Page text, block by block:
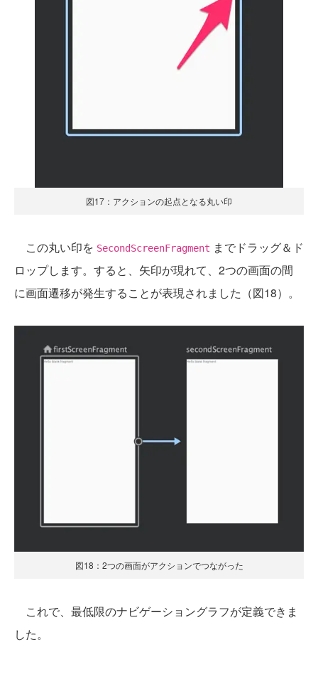
図17：アクションの起点となる丸い印
この丸い印を SecondScreenFragment までドラッグ＆ド
ロップします。すると、矢印が現れて、2つの画面の間
に画面遷移が発生することが表現されました（図18）。
図18：2つの画面がアクションでつながった
これで、最低限のナビゲーショングラフが定義できま
した。